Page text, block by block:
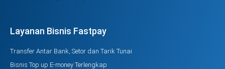
Layanan Bisnis Fastpay
Transfer Antar Bank, Setor dan Tarik Tunai
Bisnis Top up E-money Terlengkap